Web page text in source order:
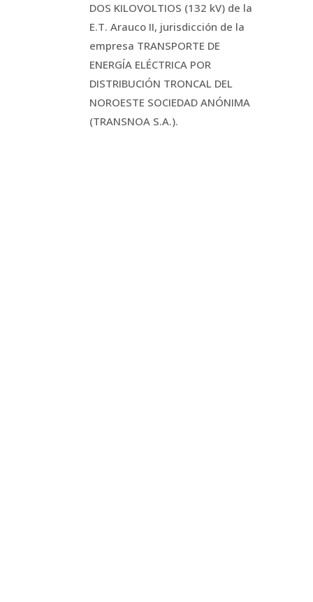
DOS KILOVOLTIOS (132 kV) de la
E.T. Arauco II, jurisdicción de la
empresa TRANSPORTE DE
ENERGÍA ELÉCTRICA POR
DISTRIBUCIÓN TRONCAL DEL
NOROESTE SOCIEDAD ANÓNIMA
(TRANSNOA S.A.).